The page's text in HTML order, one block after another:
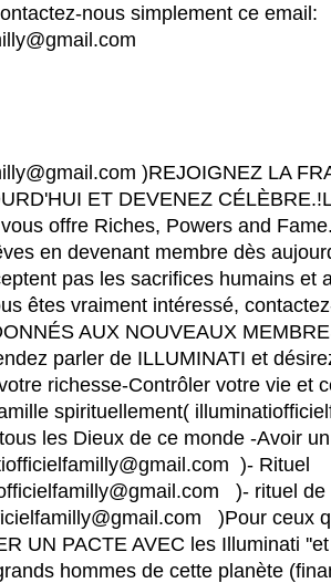
nous simplement ce email:
)REJOIGNEZ LA
ET DEVENEZ
offre Riches, Powers and
en devenant membre dès
pas les sacrifices humains et
êtes vraiment intéressé,
AUX NOUVEAUX
parler de ILLUMINATI et
richesse-Contrôler votre vie et
spirituellement(
les Dieux de ce monde -Avoir
)- Rituel
)- rituel de
)Pour ceux
UN PACTE AVEC les Illuminati
hommes de cette planète